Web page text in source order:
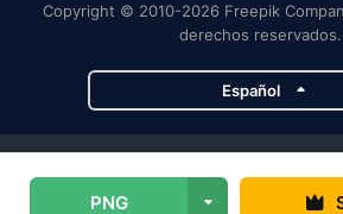
PNG
Copyright © 2010-2026 Freepik
derechos reservados.
Español